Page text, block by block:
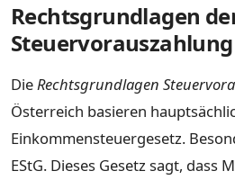
Rechtsgrundlagen
Steuervorauszahlung
DieRechtsgrundlagen
Österreich basieren
Einkommensteuergesetz.
EStG. Dieses Gesetz sagt, dass